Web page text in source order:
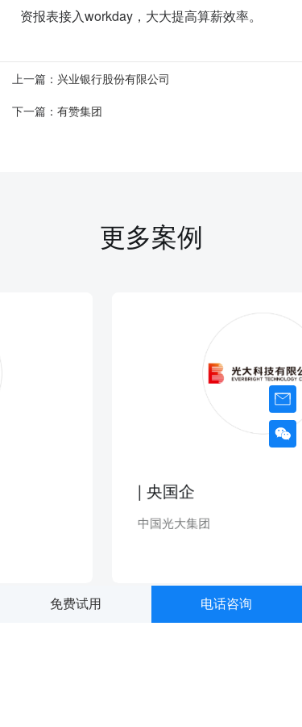
资报表接入workday，大大提高算薪效率。
上一篇： 兴业银行股份有限公司
下一篇： 有赞集团
更多案例
| 央国企
中国光大集团
电话咨询
免费试用